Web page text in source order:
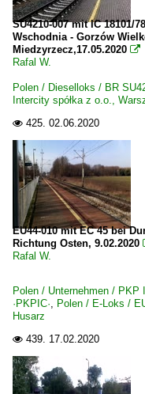
SU4210-007 mit IC 18101/
Wschodnia - Gorzów
Miedzyrzecz,17.05.2020 
Rafal W.
Polen / Dieselloks / BR
Intercity spółka z o.o.,
 425. 02.06.2020
EU44-010 mit EC 45 bei
Richtung Osten, 9.02.2020
Rafal W.
Polen / Unternehmen /
·PKPIC·, Polen / E-Loks /
Husarz
 439. 17.02.2020